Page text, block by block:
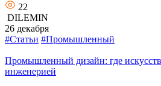
22
DILEMIN
26 декабря
#Статьи #Промышленный
Промышленный дизайн: где
инженерией